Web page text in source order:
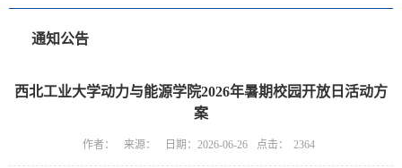
通知公告
西北工业大学动力与能源学院2026年暑期校园开放日活动方
案
作者： 来源： 日期：2026-06-26 点击： 2364